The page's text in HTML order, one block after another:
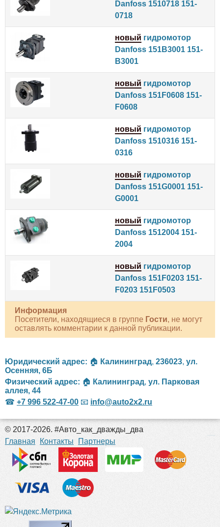
Danfoss 1510718 151-
0718
новый гидромотор
Danfoss 151B3001 151-
B3001
новый гидромотор
Danfoss 151F0608 151-
F0608
новый гидромотор
Danfoss 1510316 151-
0316
новый гидромотор
Danfoss 151G0001 151-
G0001
новый гидромотор
Danfoss 1512004 151-
2004
новый гидромотор
Danfoss 151F0203 151-
F0203 151F0503
Информация
Посетители, находящиеся в группе Гости, не могут
оставлять комментарии к данной публикации.
Юридический адрес: 🏠 Калининград, 236023, ул.
Осенняя, 6Б
Физический адрес: 🏠 Калининград, ул. Парковая
аллея, 44
☎ +7 996 522-47-00 📧 info@auto2x2.ru
© 2017-2026. #Авто_как_дважды_два
Главная
Контакты Партнеры